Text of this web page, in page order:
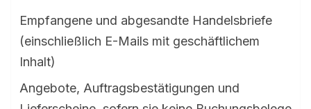
Empfangene und abgesandte Handelsbriefe
(einschließlich E-Mails mit geschäftlichem
Inhalt)
Angebote, Auftragsbestätigungen und